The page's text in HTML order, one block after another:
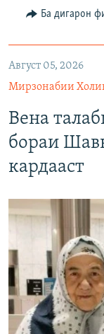
Ба дигарон
Август 05, 2026
Мирзонабии
Вена
бораи
кардааст